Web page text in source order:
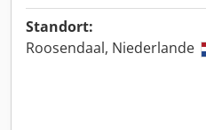
Standort:
Roosendaal, Niederlande